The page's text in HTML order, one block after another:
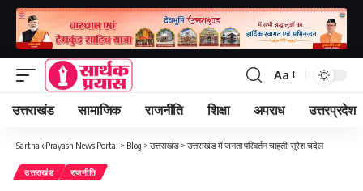
Font
Resizer
Aa
उत्तराखंड सामाजिक राजनीति शिक्षा अपराध उत्तरप्रदेश
Sarthak Prayash News Portal > Blog > उत्तराखंड > उत्तराखंड में जनता परिवर्तन चाहती: सुरेश चंदेल
उत्तराखंड राजनीति